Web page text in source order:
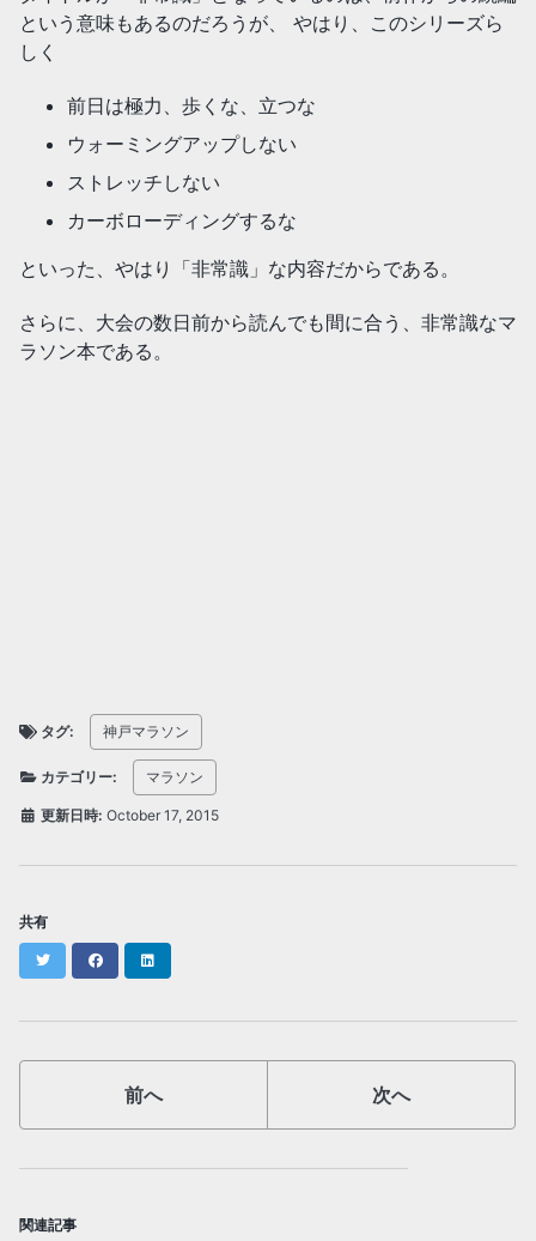
という意味もあるのだろうが、 やはり、このシリーズら
しく
前日は極力、歩くな、立つな
ウォーミングアップしない
ストレッチしない
カーボローディングするな
といった、やはり「非常識」な内容だからである。
さらに、大会の数日前から読んでも間に合う、非常識なマ
ラソン本である。
タグ: 神戸マラソン
カテゴリー: マラソン
更新日時: October 17, 2015
共有
Twitter Facebook
前へ 次へ
関連記事